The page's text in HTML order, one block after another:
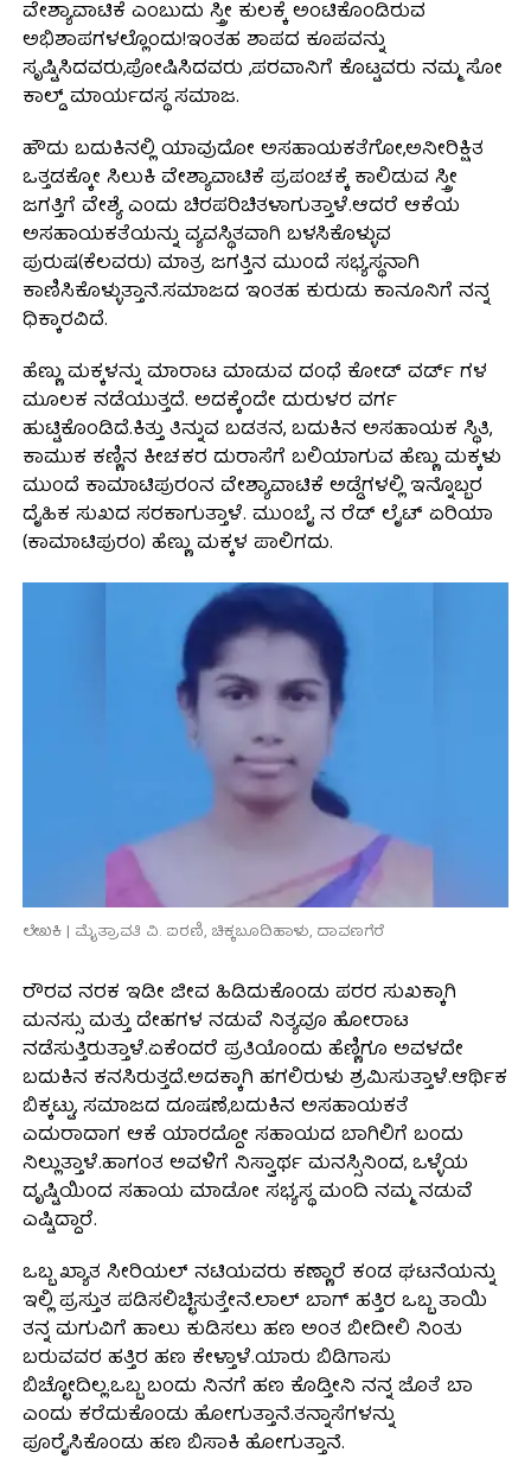
ವೇಶ್ಯಾವಾಟಿಕೆ ಎಂಬುದು ಸ್ತ್ರೀ ಕುಲಕ್ಕೆ ಅಂಟಿಕೊಂಡಿರುವ
ಅಭಿಶಾಪಗಳಲ್ಲೊಂದು!ಇಂತಹ ಶಾಪದ ಕೂಪವನ್ನು
ಸೃಷ್ಟಿಸಿದವರು,ಪೋಷಿಸಿದವರು ,ಪರವಾನಿಗೆ ಕೊಟ್ಟವರು ನಮ್ಮ ಸೋ
ಕಾಲ್ಡ್ ಮಾರ್ಯದಸ್ಥ ಸಮಾಜ.
ಹೌದು ಬದುಕಿನಲ್ಲಿ ಯಾವುದೋ ಅಸಹಾಯಕತೆಗೋ,ಅನೀರಿಕ್ಷಿತ
ಒತ್ತಡಕ್ಕೋ ಸಿಲುಕಿ ವೇಶ್ಯಾವಾಟಿಕೆ ಪ್ರಪಂಚಕ್ಕೆ ಕಾಲಿಡುವ ಸ್ತ್ರೀ
ಜಗತ್ತಿಗೆ ವೇಶ್ಯೆ ಎಂದು ಚಿರಪರಿಚಿತಳಾಗುತ್ತಾಳೆ.ಆದರೆ ಆಕೆಯ
ಅಸಹಾಯಕತೆಯನ್ನು ವ್ಯವಸ್ಥಿತವಾಗಿ ಬಳಸಿಕೊಳ್ಳುವ
ಪುರುಷ(ಕೆಲವರು) ಮಾತ್ರ ಜಗತ್ತಿನ ಮುಂದೆ ಸಭ್ಯಸ್ಥನಾಗಿ
ಕಾಣಿಸಿಕೊಳ್ಳುತ್ತಾನೆ.ಸಮಾಜದ ಇಂತಹ ಕುರುಡು ಕಾನೂನಿಗೆ ನನ್ನ
ಧಿಕ್ಕಾರವಿದೆ.
ಹೆಣ್ಣು ಮಕ್ಕಳನ್ನು ಮಾರಾಟ ಮಾಡುವ ದಂಧೆ ಕೋಡ್ ವರ್ಡ್ ಗಳ
ಮೂಲಕ ನಡೆಯುತ್ತದೆ. ಅದಕ್ಕೆಂದೇ ದುರುಳರ ವರ್ಗ
ಹುಟ್ಟಿಕೊಂಡಿದೆ.ಕಿತ್ತು ತಿನ್ನುವ ಬಡತನ, ಬದುಕಿನ ಅಸಹಾಯಕ ಸ್ಥಿತಿ,
ಕಾಮುಕ ಕಣ್ಣಿನ ಕೀಚಕರ ದುರಾಸೆಗೆ ಬಲಿಯಾಗುವ ಹೆಣ್ಣು ಮಕ್ಕಳು
ಮುಂದೆ ಕಾಮಾಟಿಪುರಂನ ವೇಶ್ಯಾವಾಟಿಕೆ ಅಡ್ಡೆಗಳಲ್ಲಿ ಇನ್ನೊಬ್ಬರ
ದೈಹಿಕ‌ ಸುಖದ ಸರಕಾಗುತ್ತಾಳೆ‌. ಮುಂಬೈ ನ ರೆಡ್ ಲೈಟ್ ಏರಿಯಾ
(ಕಾಮಾಟಿಪುರಂ) ಹೆಣ್ಣು ಮಕ್ಕಳ ಪಾಲಿಗದು.
ಲೇಖಕಿ | ಮೈತ್ರಾವತಿ ವಿ. ಐರಣಿ, ಚಿಕ್ಕಬೂದಿಹಾಳು, ದಾವಣಗೆರೆ
ರೌರವ ನರಕ ಇಡೀ ಜೀವ ಹಿಡಿದುಕೊಂಡು ಪರರ ಸುಖಕ್ಕಾಗಿ
ಮನಸ್ಸು ಮತ್ತು ದೇಹಗಳ ನಡುವೆ ನಿತ್ಯವೂ ಹೋರಾಟ
ನಡೆಸುತ್ತಿರುತ್ತಾಳೆ.ಏಕೆಂದರೆ ಪ್ರತಿಯೊಂದು ಹೆಣ್ಣಿಗೂ ಅವಳದೇ
ಬದುಕಿನ ಕನಸಿರುತ್ತದೆ.ಅದಕ್ಕಾಗಿ ಹಗಲಿರುಳು ಶ್ರಮಿಸುತ್ತಾಳೆ.ಆರ್ಥಿಕ
ಬಿಕ್ಕಟ್ಟು, ಸಮಾಜದ ದೂಷಣೆ,ಬದುಕಿನ ಅಸಹಾಯಕತೆ
ಎದುರಾದಾಗ ಆಕೆ ಯಾರದ್ದೋ ಸಹಾಯದ ಬಾಗಿಲಿಗೆ ಬಂದು
ನಿಲ್ಲುತ್ತಾಳೆ.ಹಾಗಂತ ಅವಳಿಗೆ ನಿಸ್ವಾರ್ಥ ಮನಸ್ಸಿನಿಂದ, ಒಳ್ಳೆಯ
ದೃಷ್ಟಿಯಿಂದ ಸಹಾಯ ಮಾಡೋ ಸಭ್ಯಸ್ಥ ಮಂದಿ ನಮ್ಮ ನಡುವೆ
ಎಷ್ಟಿದ್ದಾರೆ.
ಒಬ್ಬ ಖ್ಯಾತ ಸೀರಿಯಲ್ ನಟಿಯವರು ಕಣ್ಣಾರೆ ಕಂಡ ಘಟನೆಯನ್ನು
ಇಲ್ಲಿ ಪ್ರಸ್ತುತ ಪಡಿಸಲಿಚ್ಛಿಸುತ್ತೇನೆ.ಲಾಲ್ ಬಾಗ್ ಹತ್ತಿರ ಒಬ್ಬ ತಾಯಿ
ತನ್ನ ಮಗುವಿಗೆ ಹಾಲು ಕುಡಿಸಲು ಹಣ ಅಂತ ಬೀದೀಲಿ ನಿಂತು
ಬರುವವರ ಹತ್ತಿರ ಹಣ ಕೇಳ್ತಾಳೆ.ಯಾರು ಬಿಡಿಗಾಸು
ಬಿಚ್ಛೋದಿಲ್ಲ.ಒಬ್ಬ ಬಂದು ನಿನಗೆ ಹಣ ಕೊಡ್ತೀನಿ ನನ್ನ ಜೊತೆ ಬಾ
ಎಂದು ಕರೆದುಕೊಂಡು ಹೋಗುತ್ತಾನೆ.ತನ್ನಾಸೆಗಳನ್ನು
ಪೂರೈಸಿಕೊಂಡು ಹಣ ಬಿಸಾಕಿ ಹೋಗುತ್ತಾನೆ.